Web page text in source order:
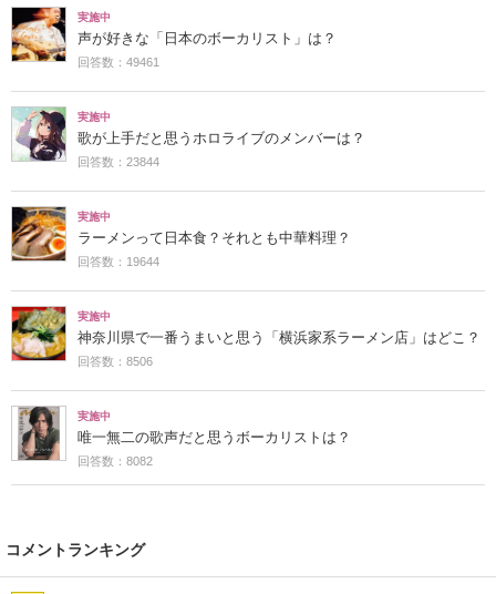
実施中
声が好きな「日本のボーカリスト」は？
回答数：49461
実施中
歌が上手だと思うホロライブのメンバーは？
回答数：23844
実施中
ラーメンって日本食？それとも中華料理？
回答数：19644
実施中
神奈川県で一番うまいと思う「横浜家系ラーメン店」はどこ？
回答数：8506
実施中
唯一無二の歌声だと思うボーカリストは？
回答数：8082
コメントランキング